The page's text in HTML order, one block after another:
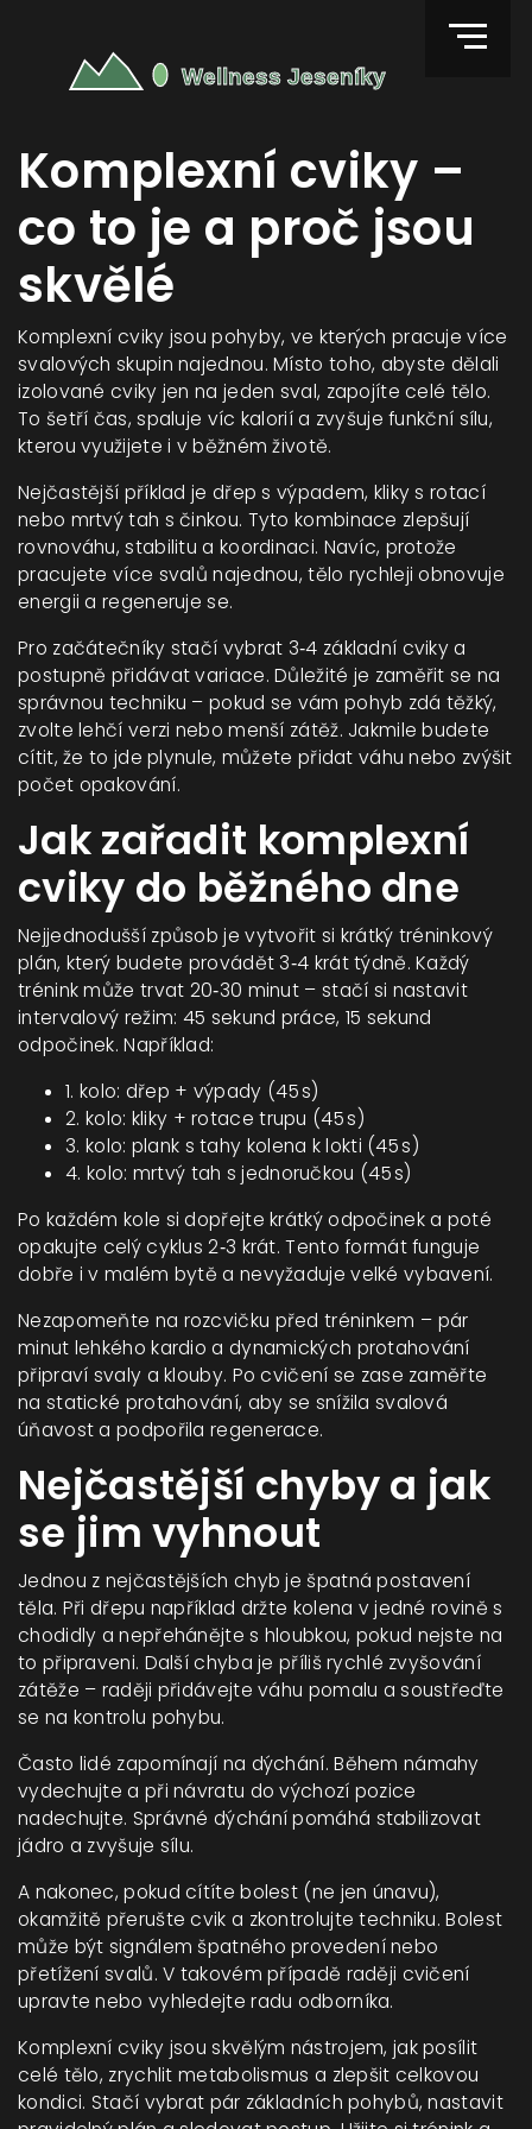
Komplexní cviky –
co to je a proč jsou
skvělé
Komplexní cviky jsou pohyby, ve kterých pracuje více
svalových skupin najednou. Místo toho, abyste dělali
izolované cviky jen na jeden sval, zapojíte celé tělo.
To šetří čas, spaluje víc kalorií a zvyšuje funkční sílu,
kterou využijete i v běžném životě.
Nejčastější příklad je dřep s výpadem, kliky s rotací
nebo mrtvý tah s činkou. Tyto kombinace zlepšují
rovnováhu, stabilitu a koordinaci. Navíc, protože
pracujete více svalů najednou, tělo rychleji obnovuje
energii a regeneruje se.
Pro začátečníky stačí vybrat 3‑4 základní cviky a
postupně přidávat variace. Důležité je zaměřit se na
správnou techniku – pokud se vám pohyb zdá těžký,
zvolte lehčí verzi nebo menší zátěž. Jakmile budete
cítit, že to jde plynule, můžete přidat váhu nebo zvýšit
počet opakování.
Jak zařadit komplexní
cviky do běžného dne
Nejjednodušší způsob je vytvořit si krátký tréninkový
plán, který budete provádět 3‑4 krát týdně. Každý
trénink může trvat 20‑30 minut – stačí si nastavit
intervalový režim: 45 sekund práce, 15 sekund
odpočinek. Například:
1. kolo: dřep + výpady (45 s)
2. kolo: kliky + rotace trupu (45 s)
3. kolo: plank s tahy kolena k lokti (45 s)
4. kolo: mrtvý tah s jednoručkou (45 s)
Po každém kole si dopřejte krátký odpočinek a poté
opakujte celý cyklus 2‑3 krát. Tento formát funguje
dobře i v malém bytě a nevyžaduje velké vybavení.
Nezapomeňte na rozcvičku před tréninkem – pár
minut lehkého kardio a dynamických protahování
připraví svaly a klouby. Po cvičení se zase zaměřte
na statické protahování, aby se snížila svalová
úňavost a podpořila regenerace.
Nejčastější chyby a jak
se jim vyhnout
Jednou z nejčastějších chyb je špatná postavení
těla. Při dřepu například držte kolena v jedné rovině s
chodidly a nepřehánějte s hloubkou, pokud nejste na
to připraveni. Další chyba je příliš rychlé zvyšování
zátěže – raději přidávejte váhu pomalu a soustřeďte
se na kontrolu pohybu.
Často lidé zapomínají na dýchání. Během námahy
vydechujte a při návratu do výchozí pozice
nadechujte. Správné dýchání pomáhá stabilizovat
jádro a zvyšuje sílu.
A nakonec, pokud cítíte bolest (ne jen únavu),
okamžitě přerušte cvik a zkontrolujte techniku. Bolest
může být signálem špatného provedení nebo
přetížení svalů. V takovém případě raději cvičení
upravte nebo vyhledejte radu odborníka.
Komplexní cviky jsou skvělým nástrojem, jak posílit
celé tělo, zrychlit metabolismus a zlepšit celkovou
kondici. Stačí vybrat pár základních pohybů, nastavit